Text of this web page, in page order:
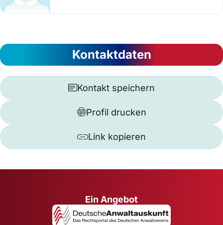
Kontaktdaten
Kontakt speichern
Profil drucken
Link kopieren
Ein Angebot